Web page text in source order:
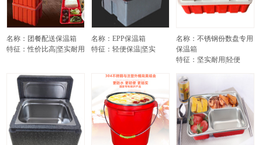
名称：团餐配送保温箱
特征：性价比高|坚实耐用
名称：EPP保温箱
特征：轻便保温|坚实
名称：不锈钢份数盘专用
保温箱
特征：坚实耐用|轻便